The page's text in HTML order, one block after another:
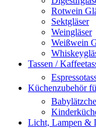
Rotwein
Sektgläser
Weingläser
Weißwein
Tassen /
Küchenzubehör
Licht, Lampen &